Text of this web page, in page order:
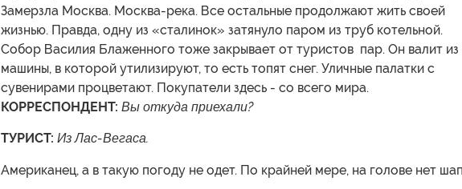
Замерзла Москва. Москва-река. Все остальные продолжают жить своей
жизнью. Правда, одну из «сталинок» затянуло паром из труб котельной.
Собор Василия Блаженного тоже закрывает от туристов пар. Он валит из
машины, в которой утилизируют, то есть топят снег. Уличные палатки с
сувенирами процветают. Покупатели здесь - со всего мира.
КОРРЕСПОНДЕНТ: Вы откуда приехали?
ТУРИСТ: Из Лас-Вегаса.
Американец, а в такую погоду не одет. По крайней мере, на голове нет